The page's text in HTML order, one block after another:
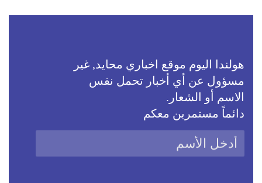
هولندا اليوم موقع اخباري محايد, غير
مسؤول عن أي أخبار تحمل نفس
الاسم أو الشعار.
دائماً مستمرين معكم